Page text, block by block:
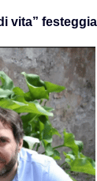
vita”